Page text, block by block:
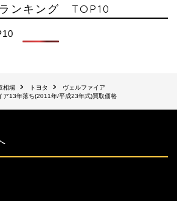
ンキング TOP10
相場 トヨタ
ヴェルファイア
ア13年落ち(2011年/平成23年式)買取価格